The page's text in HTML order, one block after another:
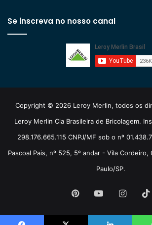
Se inscreva no nosso canal
Copyright © 2026 Leroy Merlin, todos os
Leroy Merlin Cia Brasileira de Bricolagem.
298.176.665.115 CNPJ/MF sob o nº
Pascoal Pais, nº 525, 5º andar - Vila Cordeiro,
Paulo/SP.
PinterestYouTube